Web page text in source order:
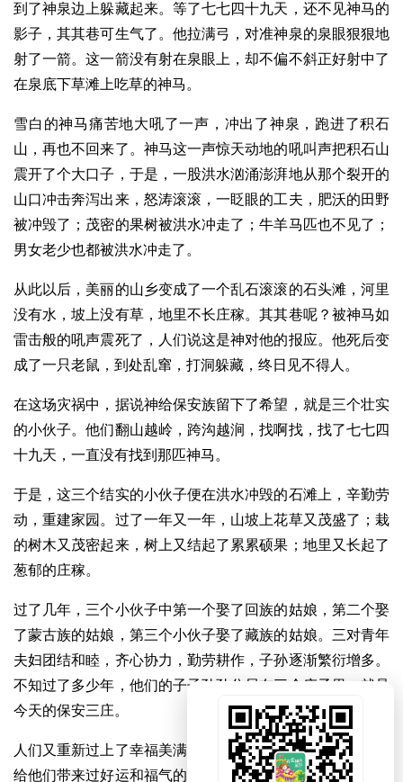
到了神泉边上躲藏起来。等了七七四十九天，还不见神马的
影子，其其巷可生气了。他拉满弓，对准神泉的泉眼狠狠地
射了一箭。这一箭没有射在泉眼上，却不偏不斜正好射中了
在泉底下草滩上吃草的神马。
雪白的神马痛苦地大吼了一声，冲出了神泉，跑进了积石
山，再也不回来了。神马这一声惊天动地的吼叫声把积石山
震开了个大口子，于是，一股洪水汹涌澎湃地从那个裂开的
山口冲击奔泻出来，怒涛滚滚，一眨眼的工夫，肥沃的田野
被冲毁了；茂密的果树被洪水冲走了；牛羊马匹也不见了；
男女老少也都被洪水冲走了。
从此以后，美丽的山乡变成了一个乱石滚滚的石头滩，河里
没有水，坡上没有草，地里不长庄稼。其其巷呢？被神马如
雷击般的吼声震死了，人们说这是神对他的报应。他死后变
成了一只老鼠，到处乱窜，打洞躲藏，终日见不得人。
在这场灾祸中，据说神给保安族留下了希望，就是三个壮实
的小伙子。他们翻山越岭，跨沟越涧，找啊找，找了七七四
十九天，一直没有找到那匹神马。
于是，这三个结实的小伙子便在洪水冲毁的石滩上，辛勤劳
动，重建家园。过了一年又一年，山坡上花草又茂盛了；栽
的树木又茂密起来，树上又结起了累累硕果；地里又长起了
葱郁的庄稼。
过了几年，三个小伙子中第一个娶了回族的姑娘，第二个娶
了蒙古族的姑娘，第三个小伙子娶了藏族的姑娘。三对青年
夫妇团结和睦，齐心协力，勤劳耕作，子孙逐渐繁衍增多。
不知过了多少年，他们的子子孙孙分居在三个庄子里，就是
今天的保安三庄。
人们又重新过上了幸福美满的生活。但是人们并没有忘记那
给他们带来过好运和福气的神马。他们希望神马再回到保安